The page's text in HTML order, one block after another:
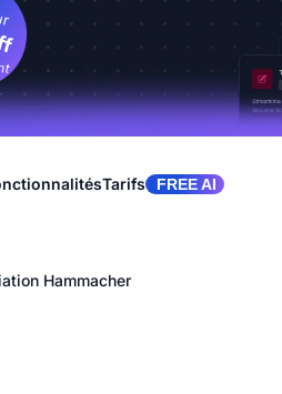
Tarifs FREE AI
Hammacher